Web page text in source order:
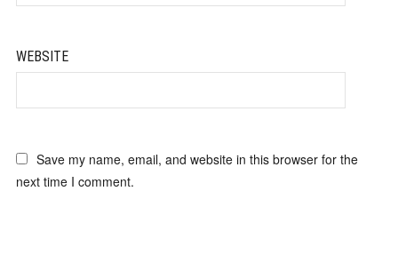
WEBSITE
Save my name, email, and website in this browser for the
next time I comment.